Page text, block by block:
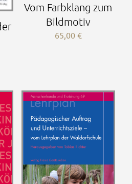
Vom Farbklang zum
Bildmotiv
65,00 €